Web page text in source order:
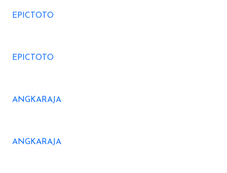
EPICTOTO
EPICTOTO
ANGKARAJA
ANGKARAJA